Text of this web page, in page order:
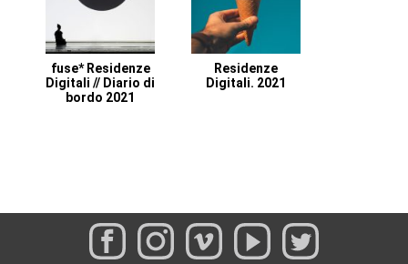
fuse* Residenze
Digitali // Diario di
bordo 2021
Residenze
Digitali. 2021